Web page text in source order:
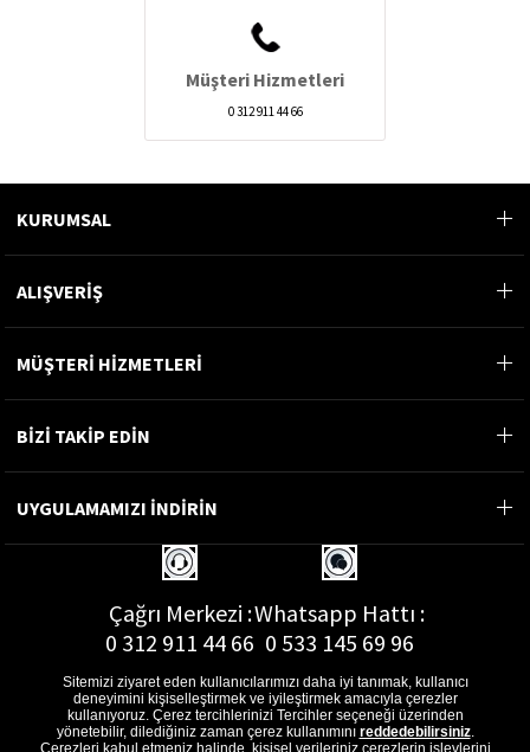
Müşteri Hizmetleri
0 312 911 44 66
KURUMSAL
ALIŞVERİŞ
MÜŞTERİ HİZMETLERİ
BİZİ TAKİP EDİN
UYGULAMAMIZI İNDİRİN
Çağrı Merkezi :
0 312 911 44 66
Whatsapp Hattı :
0 533 145 69 96
E-Posta Adresi :
Sitemizi ziyaret eden kullanıcılarımızı daha iyi tanımak, kullanıcı
deneyimini kişiselleştirmek ve iyileştirmek amacıyla çerezler
kullanıyoruz. Çerez tercihlerinizi Tercihler seçeneği üzerinden
yönetebilir, dilediğiniz zaman çerez kullanımını reddedebilirsiniz.
Çerezleri kabul etmeniz halinde, kişisel verileriniz çerezlerin işlevlerini